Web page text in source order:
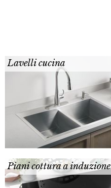
Lavelli cucina
Piani cottura a induzione